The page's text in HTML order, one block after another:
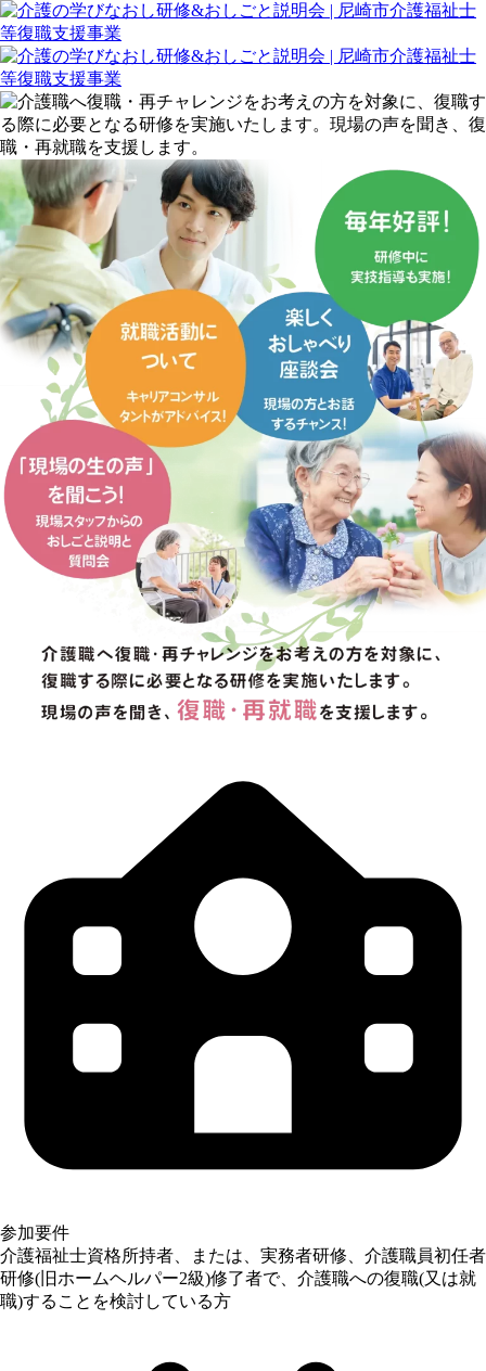
参加要件
介護福祉士資格所持者、または、実務者研修、介護職員初任者
研修(旧ホームヘルパー2級)修了者で、介護職への復職(又は就
職)することを検討している方